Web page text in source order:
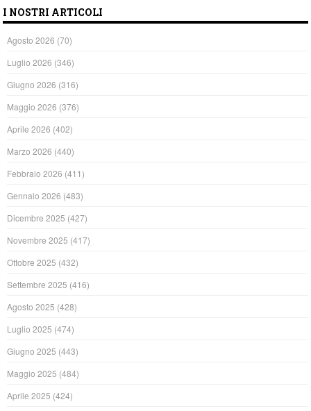
I NOSTRI ARTICOLI
Agosto 2026 (70)
Luglio 2026 (346)
Giugno 2026 (316)
Maggio 2026 (376)
Aprile 2026 (402)
Marzo 2026 (440)
Febbraio 2026 (411)
Gennaio 2026 (483)
Dicembre 2025 (427)
Novembre 2025 (417)
Ottobre 2025 (432)
Settembre 2025 (416)
Agosto 2025 (428)
Luglio 2025 (474)
Giugno 2025 (443)
Maggio 2025 (484)
Aprile 2025 (424)